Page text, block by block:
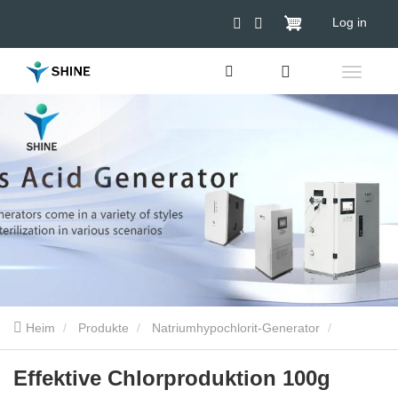
Log in
Heim Produkte Natriumhypochlorit-Generator
Effektive Chlorproduktion 100g
Effektive Chlorproduktion 100g